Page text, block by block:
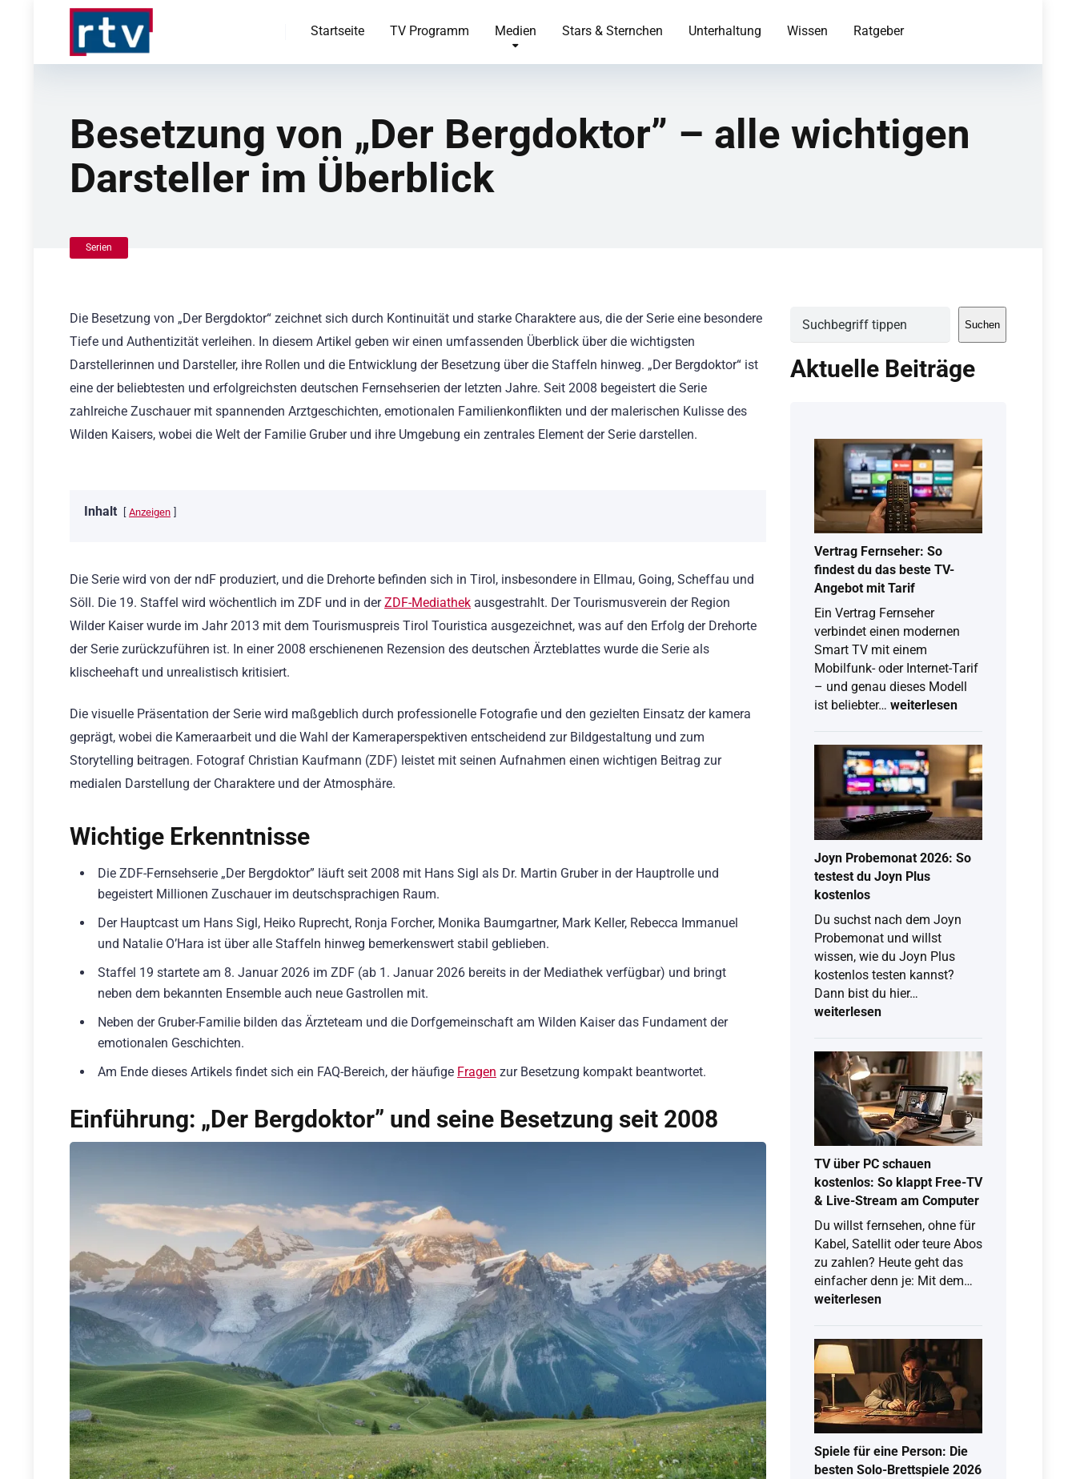
Startseite TV Programm Medien Stars & Sternchen Unterhaltung Wissen Ratgeber
Besetzung von „Der Bergdoktor” – alle wichtigen
Darsteller im Überblick
Serien
Die Besetzung von „Der Bergdoktor“ zeichnet sich durch Kontinuität und starke Charaktere aus, die der Serie eine besondere
Tiefe und Authentizität verleihen. In diesem Artikel geben wir einen umfassenden Überblick über die wichtigsten
Darstellerinnen und Darsteller, ihre Rollen und die Entwicklung der Besetzung über die Staffeln hinweg. „Der Bergdoktor“ ist
eine der beliebtesten und erfolgreichsten deutschen Fernsehserien der letzten Jahre. Seit 2008 begeistert die Serie
zahlreiche Zuschauer mit spannenden Arztgeschichten, emotionalen Familienkonflikten und der malerischen Kulisse des
Wilden Kaisers, wobei die Welt der Familie Gruber und ihre Umgebung ein zentrales Element der Serie darstellen.
Inhalt Anzeigen
Die Serie wird von der ndF produziert, und die Drehorte befinden sich in Tirol, insbesondere in Ellmau, Going, Scheffau und
Söll. Die 19. Staffel wird wöchentlich im ZDF und in derZDF-Mediathek ausgestrahlt. Der Tourismusverein der Region
Wilder Kaiser wurde im Jahr 2013 mit dem Tourismuspreis Tirol Touristica ausgezeichnet, was auf den Erfolg der Drehorte
der Serie zurückzuführen ist. In einer 2008 erschienenen Rezension des deutschen Ärzteblattes wurde die Serie als
klischeehaft und unrealistisch kritisiert.
Die visuelle Präsentation der Serie wird maßgeblich durch professionelle Fotografie und den gezielten Einsatz der kamera
geprägt, wobei die Kameraarbeit und die Wahl der Kameraperspektiven entscheidend zur Bildgestaltung und zum
Storytelling beitragen. Fotograf Christian Kaufmann (ZDF) leistet mit seinen Aufnahmen einen wichtigen Beitrag zur
medialen Darstellung der Charaktere und der Atmosphäre.
Wichtige Erkenntnisse
Die ZDF-Fernsehserie „Der Bergdoktor” läuft seit 2008 mit Hans Sigl als Dr. Martin Gruber in der Hauptrolle und
begeistert Millionen Zuschauer im deutschsprachigen Raum.
Der Hauptcast um Hans Sigl, Heiko Ruprecht, Ronja Forcher, Monika Baumgartner, Mark Keller, Rebecca Immanuel
und Natalie O’Hara ist über alle Staffeln hinweg bemerkenswert stabil geblieben.
Staffel 19 startete am 8. Januar 2026 im ZDF (ab 1. Januar 2026 bereits in der Mediathek verfügbar) und bringt
neben dem bekannten Ensemble auch neue Gastrollen mit.
Neben der Gruber-Familie bilden das Ärzteteam und die Dorfgemeinschaft am Wilden Kaiser das Fundament der
emotionalen Geschichten.
Am Ende dieses Artikels findet sich ein FAQ-Bereich, der häufige Fragen zur Besetzung kompakt beantwortet.
Einführung: „Der Bergdoktor” und seine Besetzung seit 2008
Suchen
Aktuelle Beiträge
Vertrag Fernseher: So
findest du das beste TV-
Angebot mit Tarif
Ein Vertrag Fernseher
verbindet einen modernen
Smart TV mit einem
Mobilfunk- oder Internet-Tarif
– und genau dieses Modell
ist beliebter… Vertrag
So
findest
du
das
beste
TV-
Angebot
mit
weiterlesen
Joyn Probemonat 2026: So
testest du Joyn Plus
kostenlos
Du suchst nach dem Joyn
Probemonat und willst
wissen, wie du Joyn Plus
kostenlos testen kannst?
Dann bist du hier…
du
Joyn
Plus
kostenlos
weiterlesen
TV über PC schauen
kostenlos: So klappt Free-TV
& Live-Stream am Computer
Du willst fernsehen, ohne für
Kabel, Satellit oder teure Abos
zu zahlen? Heute geht das
einfacher denn je: Mit dem…
schauen
TV
Live-
weiterlesen
Spiele für eine Person: Die
besten Solo-Brettspiele 2026